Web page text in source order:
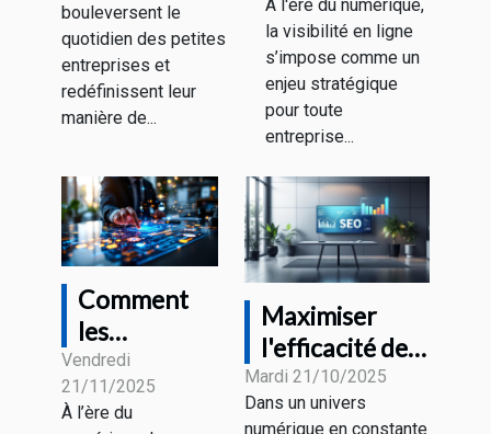
entreprises ?
bouleversent le
quotidien des petites
entreprises et
redéfinissent leur
manière de...
d'investir
dans le SEO ?
À l'ère du numérique,
la visibilité en ligne
s’impose comme un
enjeu stratégique
pour toute
entreprise...
Comment
les
interfaces
utilisateur
anticipent
Vendredi
21/11/2025
À l’ère du
Maximiser
l'efficacité de
votre stratégie
de
Mardi 21/10/2025
Dans un univers
numérique en constante